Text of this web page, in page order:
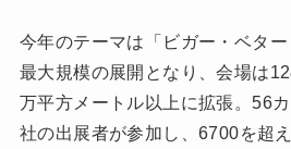
今年のテーマは「ビガー・ベタ
最大規模の展開となり、会場は
万平方メートル以上に拡張。56
社の出展者が参加し、6700を超